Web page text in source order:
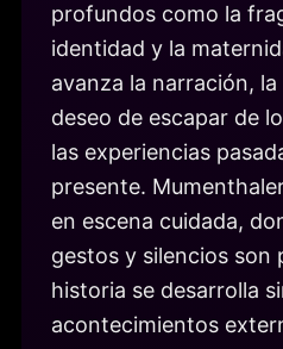
profundos como la
identidad y la
avanza la narración,
deseo de escapar de
las experiencias
presente.
en escena cuidada,
gestos y silencios son
historia se desarrolla
acontecimientos